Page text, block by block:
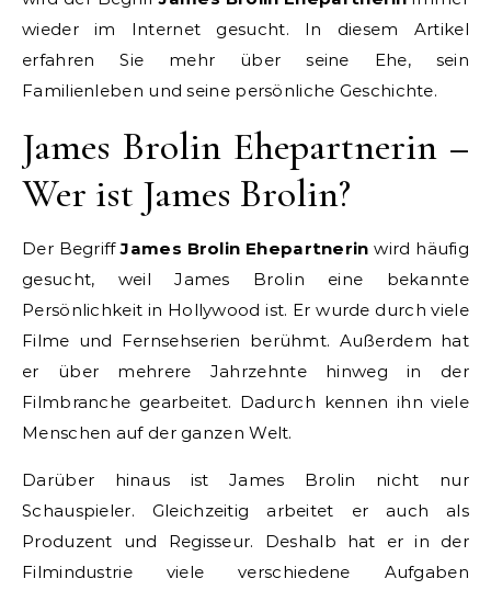
wieder im Internet gesucht. In diesem Artikel
erfahren Sie mehr über seine Ehe, sein
Familienleben und seine persönliche Geschichte.
James Brolin Ehepartnerin –
Wer ist James Brolin?
Der BegriffJames Brolin Ehepartnerin wird häufig
gesucht, weil James Brolin eine bekannte
Persönlichkeit in Hollywood ist. Er wurde durch viele
Filme und Fernsehserien berühmt. Außerdem hat
er über mehrere Jahrzehnte hinweg in der
Filmbranche gearbeitet. Dadurch kennen ihn viele
Menschen auf der ganzen Welt.
Darüber hinaus ist James Brolin nicht nur
Schauspieler. Gleichzeitig arbeitet er auch als
Produzent und Regisseur. Deshalb hat er in der
Filmindustrie viele verschiedene Aufgaben